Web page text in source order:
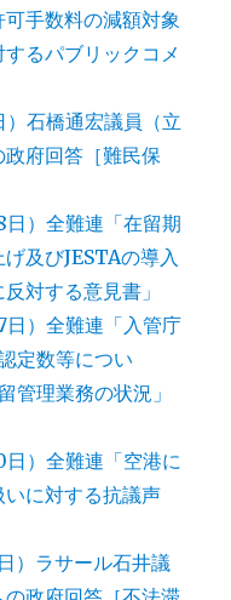
手数料の減額対象
るパブリックコメ
石橋通宏議員（立
府回答［難民保
）全難連「在留期
及びJESTAの導入
対する意見書」
）全難連「入管庁
定数等につい
管理業務の状況」
）全難連「空港に
に対する抗議声
）ラサール石井議